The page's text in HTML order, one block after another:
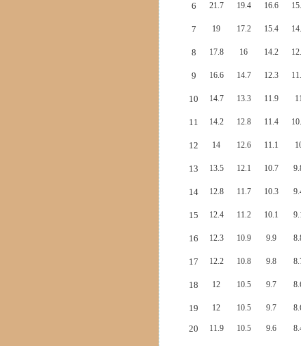
6 21.7 19.4 16.6
7 19 17.2 15.4
8 17.8 16 14.2
9 16.6 14.7 12.3
10 14.7 13.3 11.9
11 14.2 12.8 11.4
12 14 12.6 11.1
13 13.5 12.1 10.7
14 12.8 11.7 10.3
15 12.4 11.2 10.1
16 12.3 10.9 9.9
17 12.2 10.8 9.8
18 12 10.5 9.7
19 12 10.5 9.7
20 11.9 10.5 9.6